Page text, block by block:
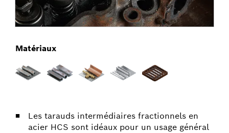
Les tarauds intermédiaires fractionnels en
acier HCS sont idéaux pour un usage général
Matériaux